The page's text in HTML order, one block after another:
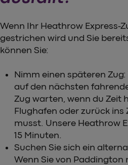
Wenn Ihr Heathrow Express-
gestrichen wird und Sie
können Sie:
Nimm einen späteren
auf den nächsten
Zug warten, wenn du Zeit
Flughafen oder zurück ins
musst. Unsere Heathrow
15 Minuten.
Suchen Sie sich ein
Wenn Sie von